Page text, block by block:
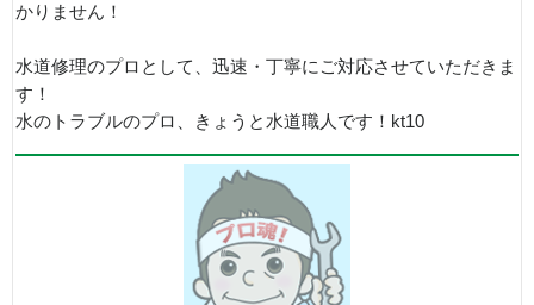
かりません！
水道修理のプロとして、迅速・丁寧にご対応させていただきま
す！
水のトラブルのプロ、きょうと水道職人です！kt10